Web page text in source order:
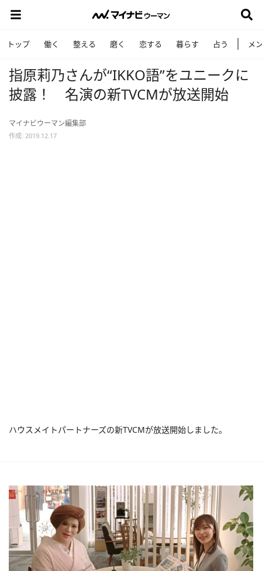
トップ 働く 整える 磨く 恋する 暮らす 占う メ
指原莉乃さんが“IKKO語”をユニークに
披露！ 名演の新TVCMが放送開始
マイナビウーマン編集部
作成: 2019.12.17
ハウスメイトパートナーズの新TVCMが放送開始しました。